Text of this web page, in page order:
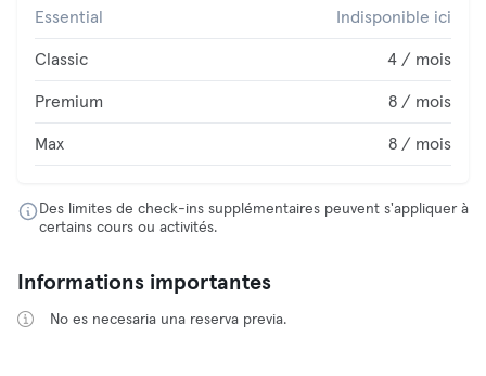
Essential Indisponible ici
Classic 4 / mois
Premium 8 / mois
Max 8 / mois
Des limites de check-ins supplémentaires peuvent s'appliquer à
certains cours ou activités.
Informations importantes
No es necesaria una reserva previa.